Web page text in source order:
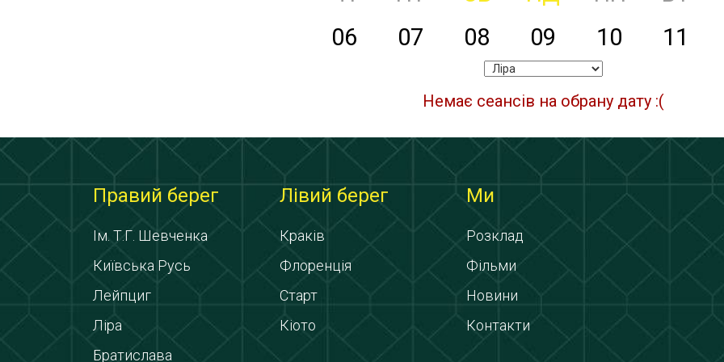
06
07 08 09 10 11
Немає сеансів на обрану дату :(
Правий берег
Ім. Т.Г. Шевченка
Київська Русь
Лейпциг
Ліра
Братислава
Лівий берег
Краків
Флоренція
Старт
Кіото
Ми
Розклад
Фільми
Новини
Контакти